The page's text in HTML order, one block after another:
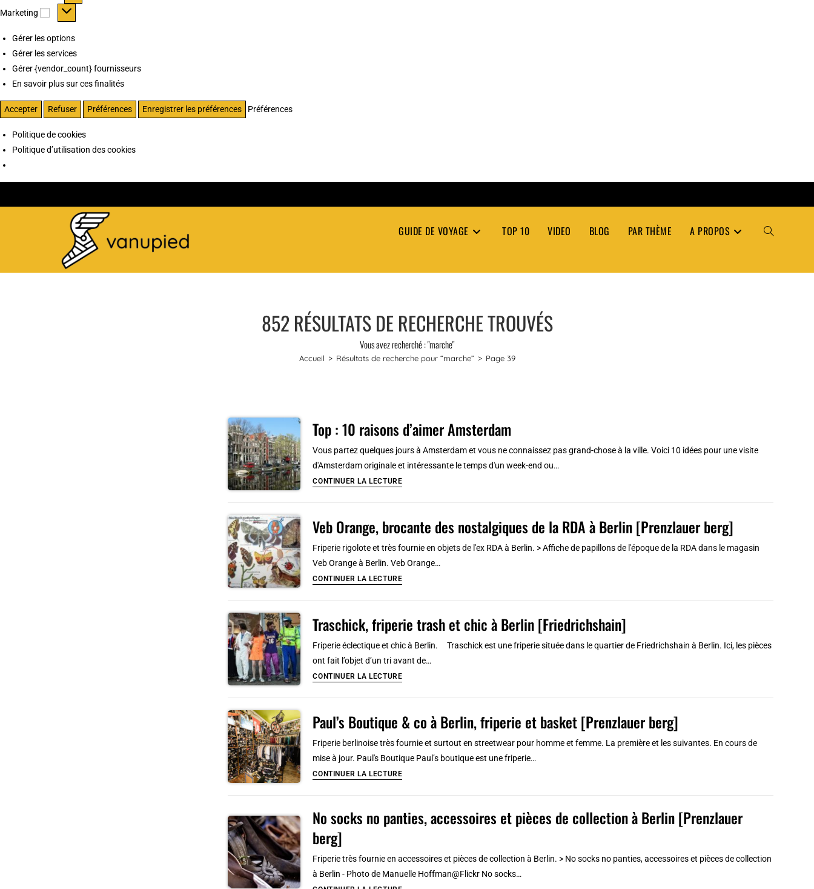
Marketing Marketing
Gérer les options
Gérer les services
Gérer {vendor_count} fournisseurs
En savoir plus sur ces finalités
Accepter Refuser Préférences Enregistrer les préférences Préférences
Politique de cookies
Politique d’utilisation des cookies
GUIDE DE VOYAGE TOP 10 VIDEO BLOG PAR THÈME A PROPOS TOGGLE
852RÉSULTATS DE RECHERCHE TROUVÉS
Vous avez recherché : "marche"
Accueil > Résultats de recherche pour“marche” > Page 39
Top : 10 raisons d’aimer Amsterdam
Vous partez quelques jours à Amsterdam et vous ne connaissez pas grand-chose à la ville. Voici 10 idées pour une visite
d'Amsterdam originale et intéressante le temps d'un week-end ou…
CONTINUER LA LECTURETop
raisons
Veb Orange, brocante des nostalgiques de la RDA à Berlin [Prenzlauer berg]
Friperie rigolote et très fournie en objets de l'ex RDA à Berlin. > Affiche de papillons de l'époque de la RDA dans le magasin
Veb Orange à Berlin. Veb Orange…
CONTINUER LA LECTUREVeb
des
RDA
[Prenzlauer
berg]
Traschick, friperie trash et chic à Berlin [Friedrichshain]
Friperie éclectique et chic à Berlin. Traschick est une friperie située dans le quartier de Friedrichshain à Berlin. Ici, les pièces
ont fait l’objet d’un tri avant de…
CONTINUER LA LECTURETraschick,
et
Berlin
[Friedrichshain]
Paul’s Boutique & co à Berlin, friperie et basket [Prenzlauer berg]
Friperie berlinoise très fournie et surtout en streetwear pour homme et femme. La première et les suivantes. En cours de
mise à jour. Paul's Boutique Paul’s boutique est une friperie…
CONTINUER LA LECTUREPaul’s
co
friperie
et
No socks no panties, accessoires et pièces de collection à Berlin [Prenzlauer
berg]
Friperie très fournie en accessoires et pièces de collection à Berlin. > No socks no panties, accessoires et pièces de collection
à Berlin - Photo de Manuelle Hoffman@Flickr No socks…